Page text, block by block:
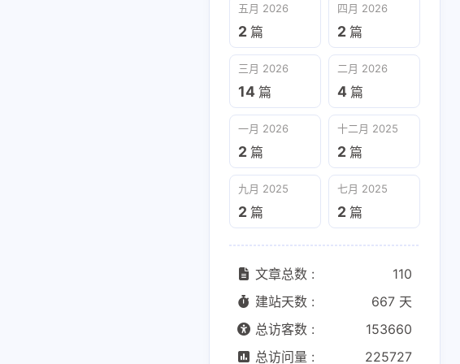
五月 2026
2 篇
四月 2026
2 篇
三月 2026
14 篇
二月 2026
4 篇
一月 2026
2 篇
十二月 2025
2 篇
九月 2025
2 篇
七月 2025
2 篇
文章总数 :
110
建站天数 :
667 天
总访客数 :
153660
总访问量 :
225727